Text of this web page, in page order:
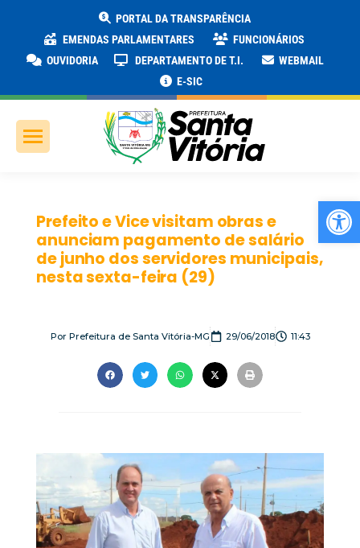
PORTAL DA TRANSPARÊNCIA
EMENDAS PARLAMENTARES
FUNCIONÁRIOS
OUVIDORIA
DEPARTAMENTO DE T.I.
WEBMAIL
E-SIC
Prefeito e Vice visitam obras e
anunciam pagamento de salário
de junho dos servidores municipais,
nesta sexta-feira (29)
PorPrefeitura de Santa Vitória-MG 29/06/2018 11:43